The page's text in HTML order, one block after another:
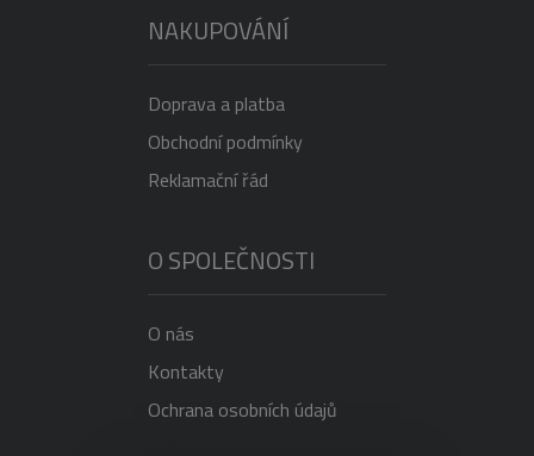
NAKUPOVÁNÍ
Doprava a platba
Obchodní podmínky
Reklamační řád
O SPOLEČNOSTI
O nás
Kontakty
Ochrana osobních údajů